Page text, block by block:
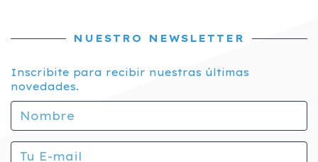
NUESTRO NEWSLETTER
Inscribite para recibir nuestras últimas
novedades.